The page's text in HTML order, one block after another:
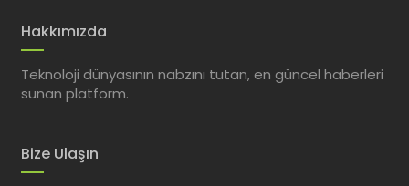
Hakkımızda
Teknoloji dünyasının nabzını tutan, en güncel haberleri
sunan platform.
Bize Ulaşın